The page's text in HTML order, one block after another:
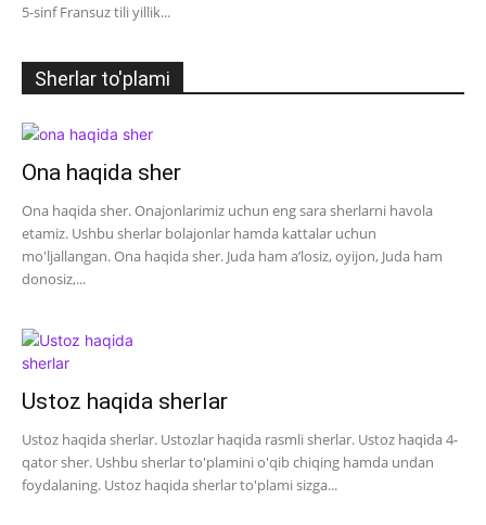
5-sinf Fransuz tili yillik...
Sherlar to'plami
Ona haqida sher
Ona haqida sher. Onajonlarimiz uchun eng sara sherlarni havola
etamiz. Ushbu sherlar bolajonlar hamda kattalar uchun
mo'ljallangan. Ona haqida sher. Juda ham a’losiz, oyijon, Juda ham
donosiz,...
Ustoz haqida sherlar
Ustoz haqida sherlar. Ustozlar haqida rasmli sherlar. Ustoz haqida 4-
qator sher. Ushbu sherlar to'plamini o'qib chiqing hamda undan
foydalaning. Ustoz haqida sherlar to'plami sizga...